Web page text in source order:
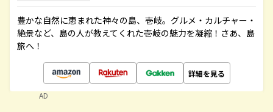
豊かな自然に恵まれた神々の島、壱岐。グルメ・カルチャー・
絶景など、島の人が教えてくれた壱岐の魅力を凝縮！さあ、島
旅へ！
詳細を見る
AD